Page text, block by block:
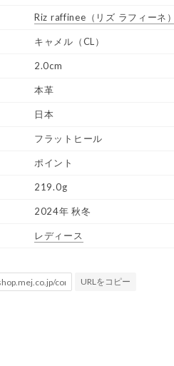
Riz raffinee （リズ ラフィーネ）
キャメル（CL）
2.0cm
本革
日本
フラットヒール
ポイント
219.0g
2024年 秋冬
レディース
URLをコピー